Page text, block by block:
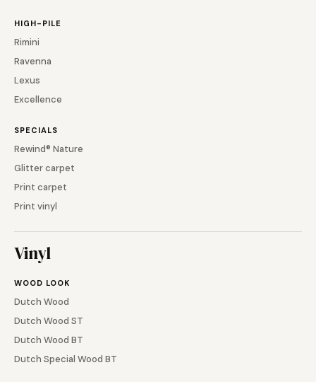
HIGH-PILE
Rimini
Ravenna
Lexus
Excellence
SPECIALS
Rewind® Nature
Glitter carpet
Print carpet
Print vinyl
Vinyl
WOOD LOOK
Dutch Wood
Dutch Wood ST
Dutch Wood BT
Dutch Special Wood BT